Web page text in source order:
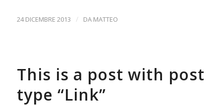
24 DICEMBRE 2013 / DA MATTEO
This is a post with post
type “Link”